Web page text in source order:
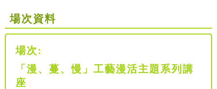
場次資料
場次:
「漫、蔓、慢」工藝漫活主題系列講
座